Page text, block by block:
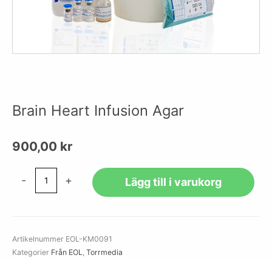
Brain Heart Infusion Agar
900,00 kr
- + Lägg till i varukorg
Artikelnummer EOL-KM0091
Kategorier Från EOL, Torrmedia